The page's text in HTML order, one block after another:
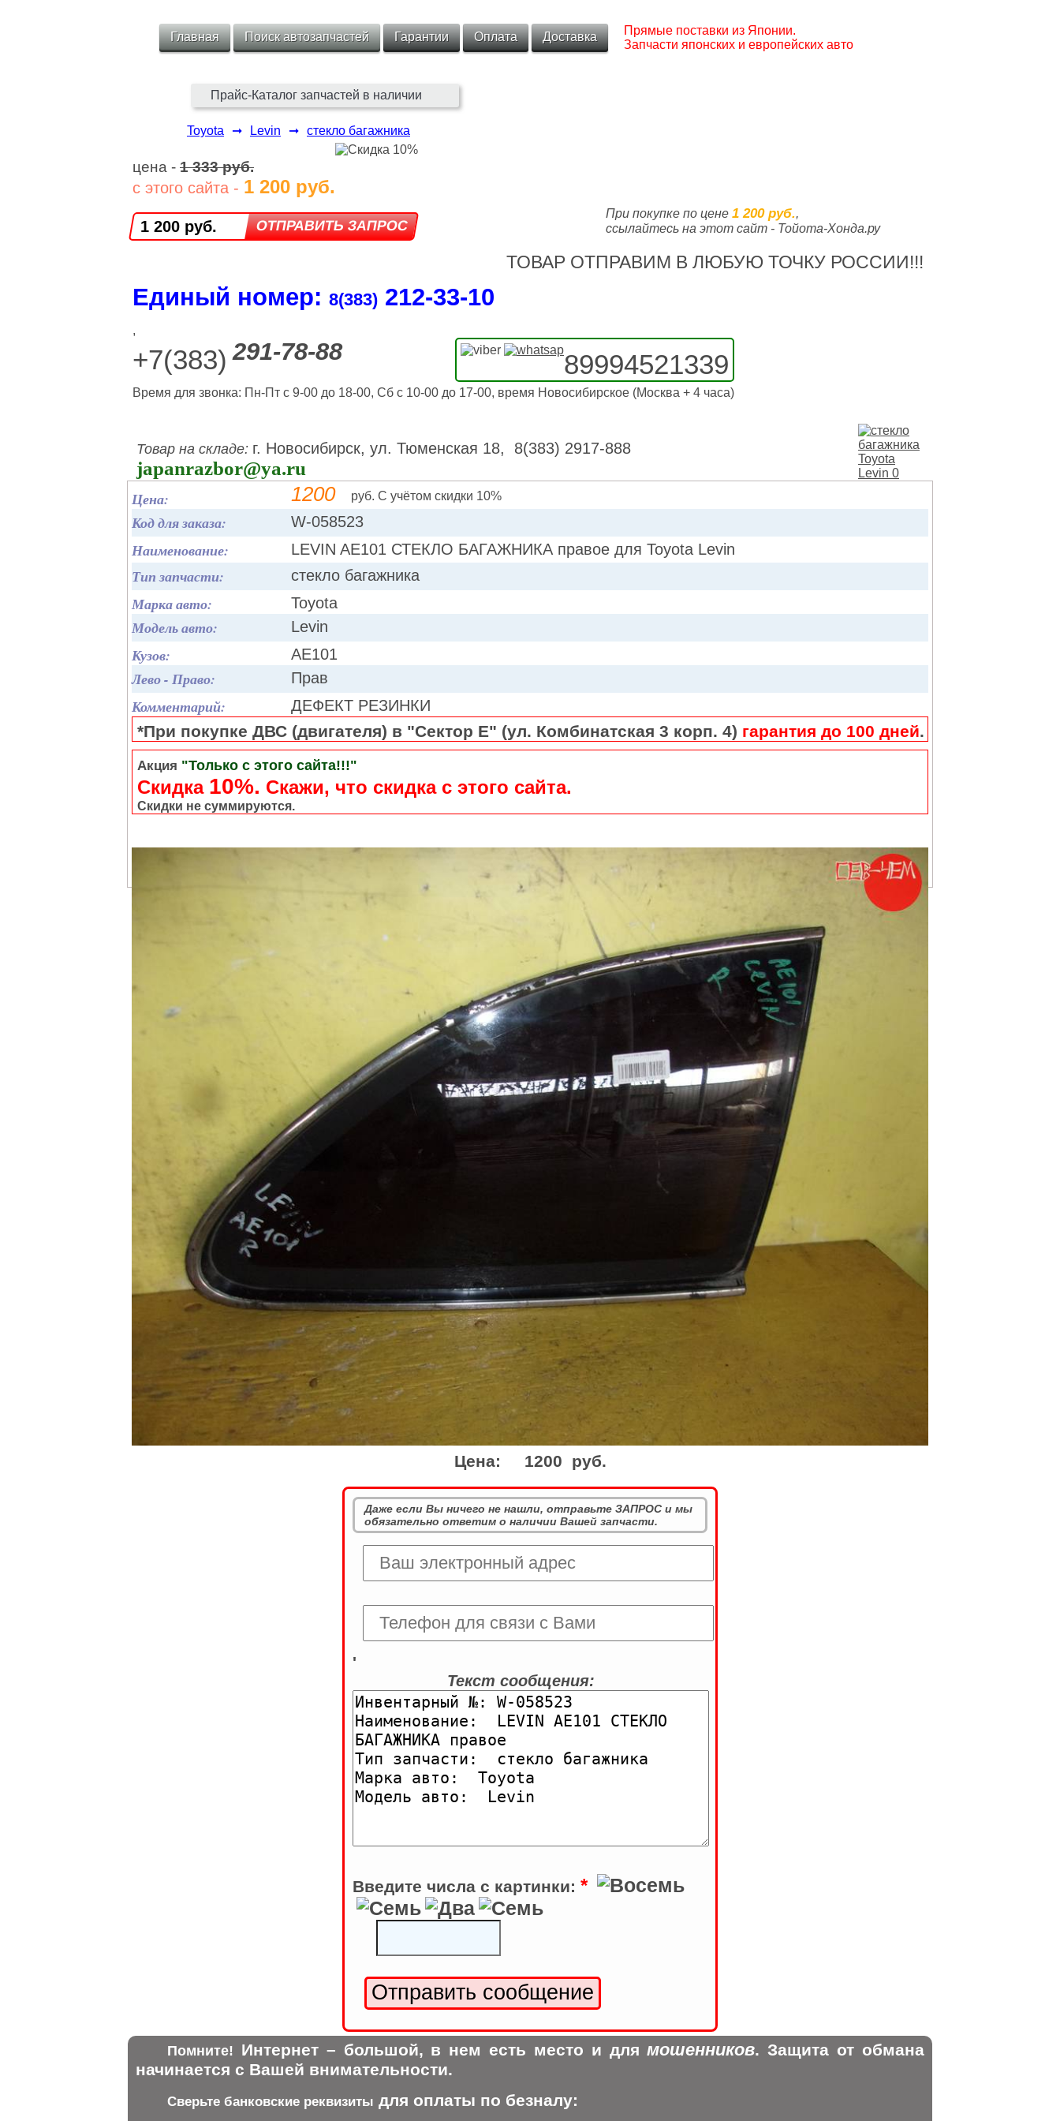
Главная Поиск автозапчастей Гарантии Оплата Доставка
Прямые поставки из Японии.
Запчасти японских и европейских авто
Прайс-Каталог запчастей в наличии
Toyota ➞ Levin ➞ стекло багажника
цена - 1 333 руб.
с этого сайта - 1 200 руб.
1 200 руб.
При покупке по цене 1 200 руб.,
ссылайтесь на этот сайт - Тойота-Хонда.ру
ТОВАР ОТПРАВИМ В ЛЮБУЮ ТОЧКУ РОССИИ!!!
Единый номер: 8(383) 212‑33‑10
,
+7(383) 291-78-88 89994521339
Время для звонка: Пн-Пт с 9-00 до 18-00, Сб с 10-00 до 17-00, время Новосибирское (Москва + 4 часа)
Товар на складе: г. Новосибирск, ул. Тюменская 18, 8(383) 2917-888
japanrazbor@ya.ru
Цена: 1200 руб. С учётом скидки 10%
Код для заказа: W-058523
Наименование: LEVIN AE101 СТЕКЛО БАГАЖНИКА правое для Toyota Levin
Тип запчасти: стекло багажника
Марка авто: Toyota
Модель авто: Levin
Кузов: AE101
Лево - Право: Прав
Комментарий: ДЕФЕКТ РЕЗИНКИ
*При покупке ДВС (двигателя) в "Сектор Е" (ул. Комбинатская 3 корп. 4) гарантия до 100 дней.
Акция "Только с этого сайта!!!"
Скидка 10%. Cкажи, что скидка с этого сайта.
Скидки не суммируются.
Цена: 1200 руб.
Даже если Вы ничего не нашли, отправьте ЗАПРОС и мы
обязательно ответим о наличии Вашей запчасти.
'
Текст сообщения:
Введите числа с картинки: *
Помните! Интернет – большой, в нем есть место и для мошенников. Защита от обмана
начинается с Вашей внимательности.
Сверьте банковские реквизиты для оплаты по безналу: